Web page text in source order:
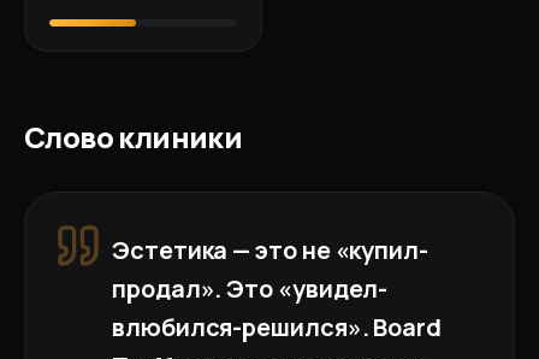
Слово клиники
Эстетика — это не «купил-
продал». Это «увидел-
влюбился-решился». Board